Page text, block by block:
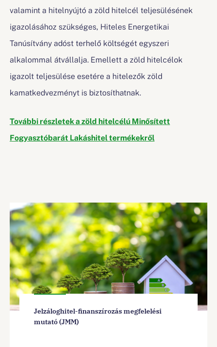
valamint a hitelnyújtó a zöld hitelcél teljesülésének
igazolásához szükséges, Hiteles Energetikai
Tanúsítvány adóst terhelő költségét egyszeri
alkalommal átvállalja. Emellett a zöld hitelcélok
igazolt teljesülése esetére a hitelezők zöld
kamatkedvezményt is biztosíthatnak.
További részletek a zöld hitelcélú Minősített
Fogyasztóbarát Lakáshitel termékekről
Jelzáloghitel-finanszírozás megfelelési
mutató (JMM)